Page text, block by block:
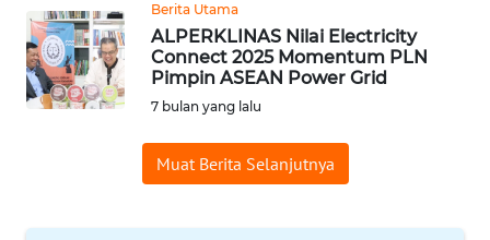
Berita Utama
ALPERKLINAS Nilai Electricity
Connect 2025 Momentum PLN
Pimpin ASEAN Power Grid
7 bulan yang lalu
Muat Berita Selanjutnya
WN
PRIANGAN
TIMUR